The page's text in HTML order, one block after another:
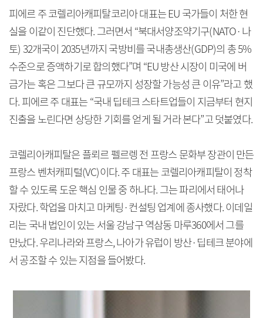
피에르 주 코렐리아캐피탈코리아 대표는 EU 국가들이 처한 현
실을 이같이 진단했다. 그러면서 “북대서양조약기구(NATO·나
토) 32개국이 2035년까지 국방비를 국내총생산(GDP)의 총 5%
수준으로 증액하기로 합의했다”며 “EU 방산 시장이 미국에 버
금가는 혹은 그보다 큰 규모까지 성장할 가능성 큰 이유”라고 했
다. 피에르 주 대표는 “국내 딥테크 스타트업들이 지금부터 현지
진출을 노린다면 상당한 기회를 얻게 될 거라 본다”고 덧붙였다.
코렐리아캐피탈은 플뢰르 펠르렝 전 프랑스 문화부 장관이 만든
프랑스 벤처캐피털(VC)이다. 주 대표는 코렐리아캐피탈이 정착
할 수 있도록 도운 핵심 인물 중 하나다. 그는 파리에서 태어나
자랐다. 학업을 마치고 마케팅·컨설팅 업계에 종사했다. 이데일
리는 국내 법인이 있는 서울 강남구 역삼동 마루360에서 그를
만났다. 우리나라와 프랑스, 나아가 유럽이 방산·딥테크 분야에
서 공조할 수 있는 지점을 들어봤다.